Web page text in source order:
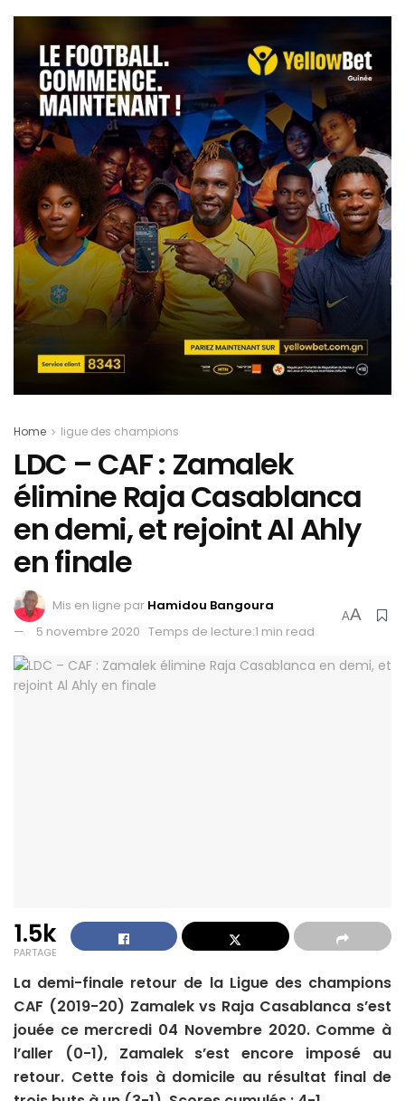
Home ligue des champions
LDC – CAF : Zamalek
élimine Raja Casablanca
en demi, et rejoint Al Ahly
en finale
Mis en ligne par Hamidou Bangoura
5 novembre 2020 Temps de lecture:1 min read
AA
1.5k
PARTAGE
La demi-finale retour de la Ligue des champions
CAF (2019-20) Zamalek vs Raja Casablanca s’est
jouée ce mercredi 04 Novembre 2020. Comme à
l’aller (0-1), Zamalek s’est encore imposé au
retour. Cette fois à domicile au résultat final de